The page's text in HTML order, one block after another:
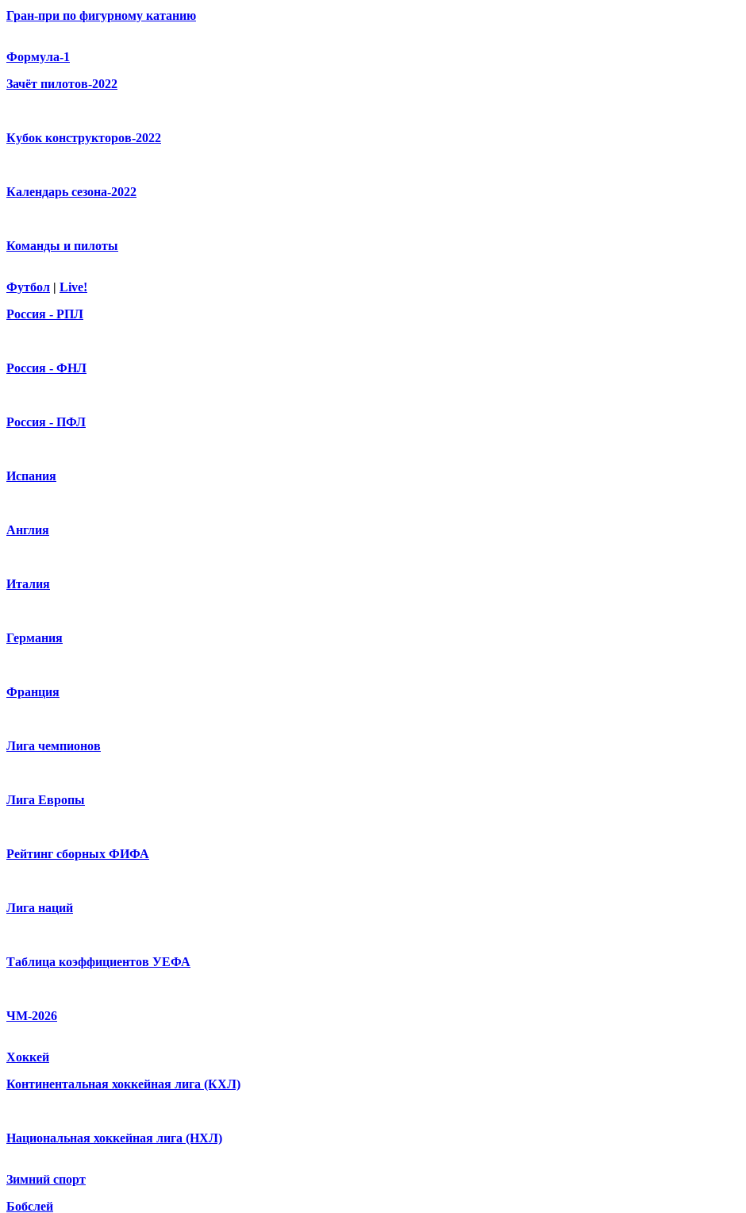
Гран-при по фигурному катанию
Формула-1
Зачёт пилотов-2022
Кубок конструкторов-2022
Календарь сезона-2022
Команды и пилоты
Футбол | Live!
Россия - РПЛ
Россия - ФНЛ
Россия - ПФЛ
Испания
Англия
Италия
Германия
Франция
Лига чемпионов
Лига Европы
Рейтинг сборных ФИФА
Лига наций
Таблица коэффициентов УЕФА
ЧМ-2026
Хоккей
Континентальная хоккейная лига (КХЛ)
Национальная хоккейная лига (НХЛ)
Зимний спорт
Бобслей